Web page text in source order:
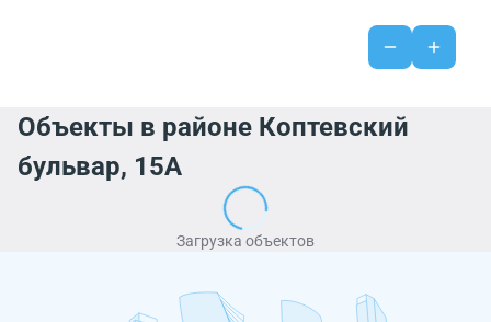
Объекты в районе Коптевский
бульвар, 15А
Загрузка объектов